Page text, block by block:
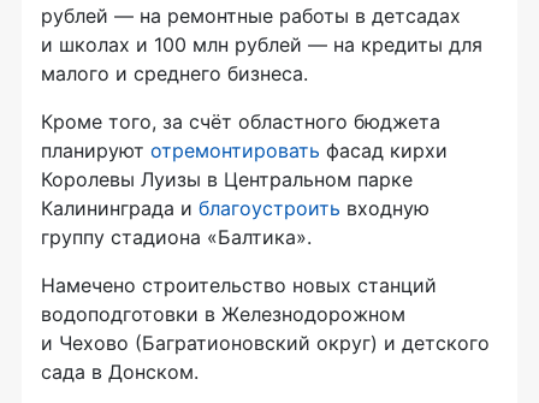
рублей — на ремонтные работы в детсадах
и школах и 100 млн рублей — на кредиты для
малого и среднего бизнеса.
Кроме того, за счёт областного бюджета
планируют отремонтировать фасад кирхи
Королевы Луизы в Центральном парке
Калининграда и благоустроить входную
группу стадиона «Балтика».
Намечено строительство новых станций
водоподготовки в Железнодорожном
и Чехово (Багратионовский округ) и детского
сада в Донском.